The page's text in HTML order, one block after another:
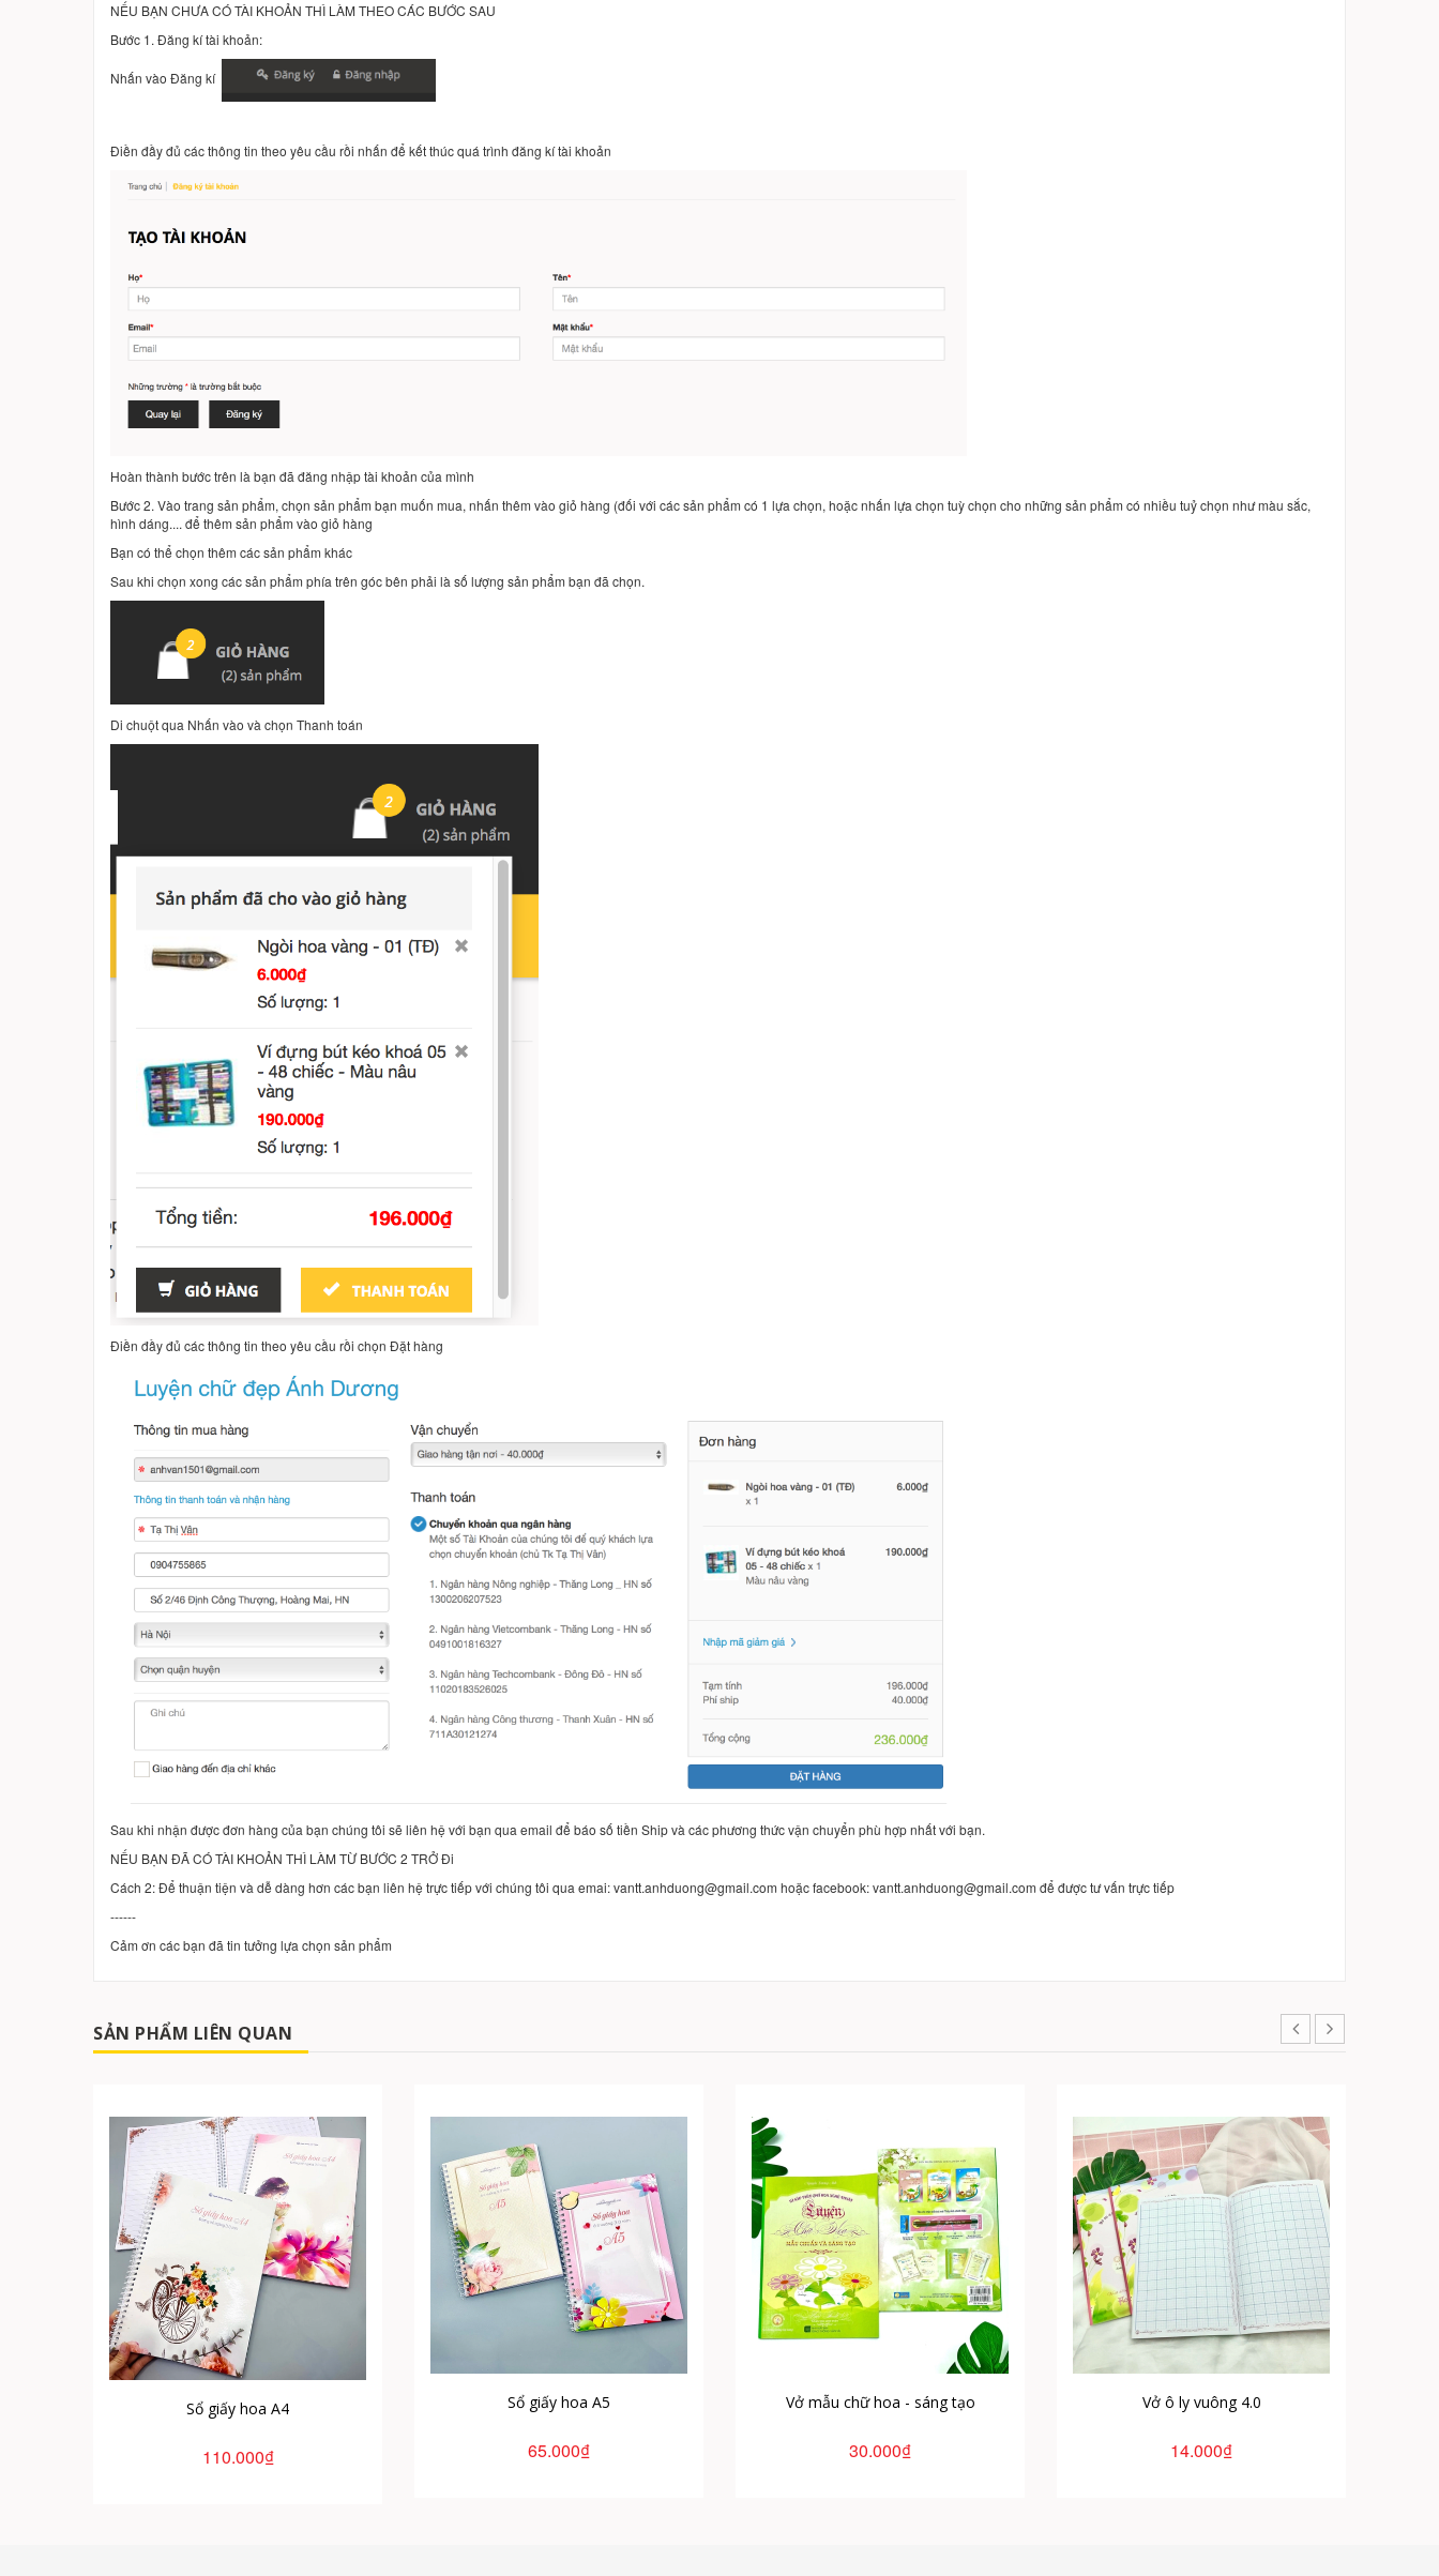
NẾU BẠN CHƯA CÓ TÀI KHOẢN THÌ LÀM THEO CÁC BƯỚC SAU
Bước 1. Đăng kí tài khoản:
Nhấn vào Đăng kí
Điền đầy đủ các thông tin theo yêu cầu rồi nhấn để kết thúc quá trình đăng kí tài khoản
Hoàn thành bước trên là bạn đã đăng nhập tài khoản của mình
Bước 2. Vào trang sản phẩm, chọn sản phẩm bạn muốn mua, nhấn thêm vào giỏ hàng (đối với các sản phẩm có 1 lựa chọn, hoặc nhấn lựa chọn tuỳ chọn cho những sản phẩm có nhiều tuỷ chọn như màu sắc,
hình dáng.... để thêm sản phẩm vào giỏ hàng
Bạn có thể chọn thêm các sản phẩm khác
Sau khi chọn xong các sản phẩm phía trên góc bên phải là số lượng sản phẩm bạn đã chọn.
Di chuột qua Nhấn vào và chọn Thanh toán
Điền đầy đủ các thông tin theo yêu cầu rồi chọn Đặt hàng
Sau khi nhận được đơn hàng của bạn chúng tôi sẽ liên hệ với bạn qua email để báo số tiền Ship và các phương thức vận chuyển phù hợp nhất với bạn.
NẾU BẠN ĐÃ CÓ TÀI KHOẢN THÌ LÀM TỪ BƯỚC 2 TRỞ Đi
Cách 2: Để thuận tiện và dễ dàng hơn các bạn liên hệ trực tiếp với chúng tôi qua emai: vantt.anhduong@gmail.com hoặc facebook: vantt.anhduong@gmail.com để được tư vấn trực tiếp
------
Cảm ơn các bạn đã tin tưởng lựa chọn sản phẩm
SẢN PHẨM LIÊN QUAN
Sổ giấy hoa A4
110.000₫
Sổ giấy hoa A5
65.000₫
Vở mẫu chữ hoa - sáng tạo
30.000₫
Vở ô ly vuông 4.0
14.000₫